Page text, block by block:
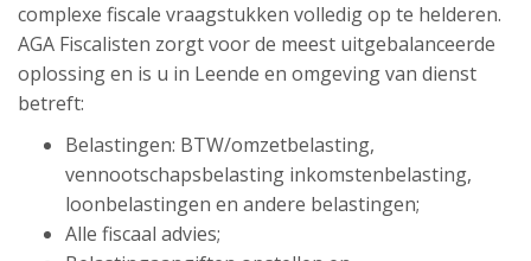
complexe fiscale vraagstukken volledig op te helderen.
AGA Fiscalisten zorgt voor de meest uitgebalanceerde
oplossing en is u in Leende en omgeving van dienst
betreft:
Belastingen: BTW/omzetbelasting,
vennootschapsbelasting inkomstenbelasting,
loonbelastingen en andere belastingen;
Alle fiscaal advies;